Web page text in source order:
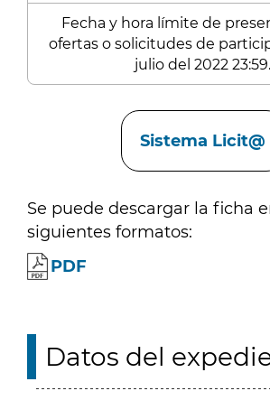
Fecha y hora límite de
ofertas o solicitudes de
julio del 2022 23:59.
Sistema Licit@
Se puede descargar la ficha
siguientes formatos:
PDF
Datos del